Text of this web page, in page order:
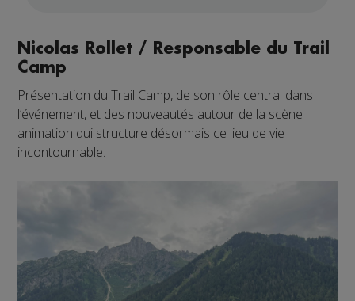
Nicolas Rollet / Responsable du Trail
Camp
Présentation du Trail Camp, de son rôle central dans
l’événement, et des nouveautés autour de la scène
animation qui structure désormais ce lieu de vie
incontournable.